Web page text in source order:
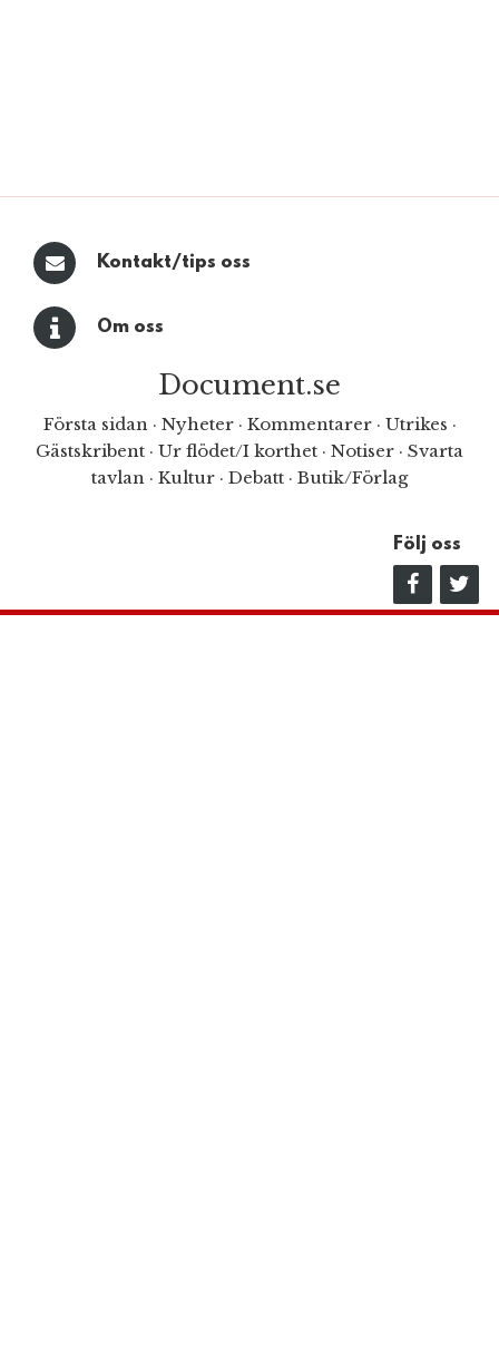
Kontakt/tips oss
Om oss
Document.se
Första sidan· Nyheter· Kommentarer· Utrikes ·
Gästskribent · Ur flödet/I korthet · Notiser · Svarta
tavlan · Kultur · Debatt · Butik/Förlag
Följ oss